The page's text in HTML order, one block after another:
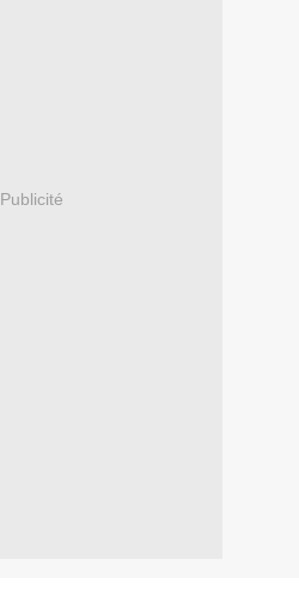
Publicité